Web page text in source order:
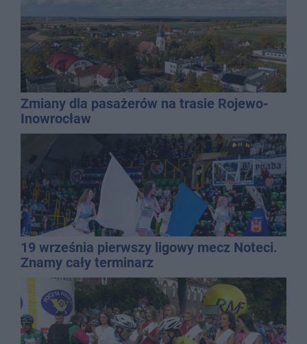
Zmiany dla pasażerów na trasie Rojewo-
Inowrocław
19 września pierwszy ligowy mecz Noteci.
Znamy cały terminarz